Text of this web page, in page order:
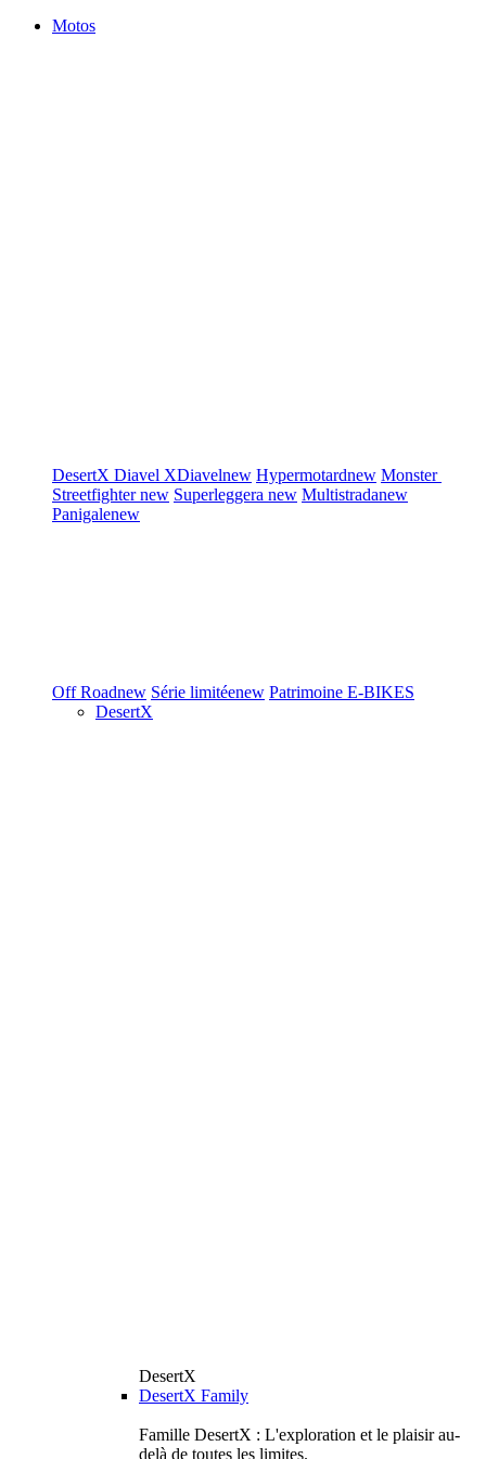
Motos
DesertX Diavel XDiavelnew Hypermotardnew Monster
Streetfighternew Superleggera new Multistradanew
Panigalenew
Off Roadnew Série limitéenew Patrimoine E-BIKES
DesertX
DesertX
DesertX Family
Famille DesertX : L'exploration et le plaisir au-
delà de toutes les limites.